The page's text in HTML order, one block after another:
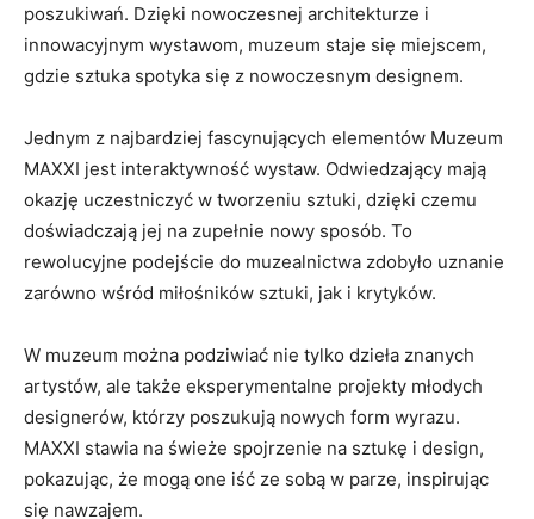
poszukiwań. Dzięki nowoczesnej architekturze i
innowacyjnym wystawom,⁤ muzeum​ staje​ się ⁤miejscem,
gdzie ​sztuka spotyka się z nowoczesnym designem.
Jednym z najbardziej ‌fascynujących⁣ elementów ⁢Muzeum
MAXXI jest interaktywność ​wystaw. Odwiedzający mają
okazję‍ uczestniczyć w⁤ tworzeniu sztuki, ⁢dzięki czemu⁤
doświadczają ⁤jej​ na zupełnie nowy sposób. To
rewolucyjne ‍podejście do muzealnictwa⁣ zdobyło uznanie
zarówno wśród⁢ miłośników sztuki, jak i krytyków.
W ⁣muzeum⁣ można podziwiać nie⁢ tylko dzieła⁣ znanych
artystów, ale także ⁤eksperymentalne projekty młodych
designerów, którzy poszukują nowych form wyrazu.
⁢MAXXI stawia na świeże spojrzenie ⁤na ‌sztukę i⁤ design,
pokazując,⁢ że ⁤mogą one ⁣iść ze sobą‍ w parze, inspirując
się​ nawzajem.